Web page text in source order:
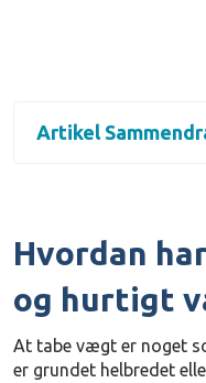
Artikel
Hvordan
og hurtigt
At tabe vægt er noget
er grundet helbredet